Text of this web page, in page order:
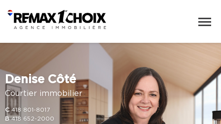
Denise Côté
Courtier immobilier
C 418 801-8017
B 418 652-2000